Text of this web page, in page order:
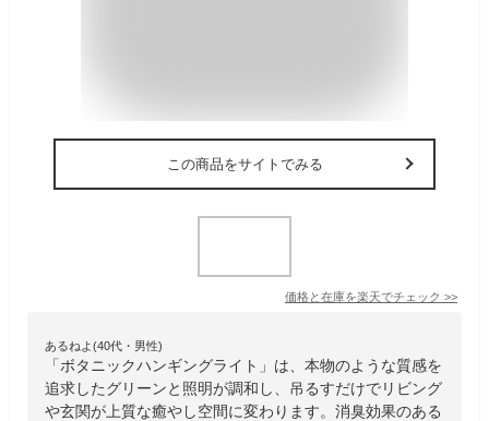
この商品をサイトでみる
価格と在庫を楽天でチェック >>
あるねよ(40代・男性)
「ボタニックハンギングライト」は、本物のような質感を
追求したグリーンと照明が調和し、吊るすだけでリビング
や玄関が上質な癒やし空間に変わります。消臭効果のある